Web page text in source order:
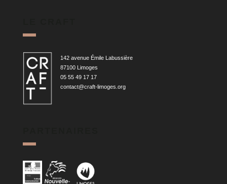
142 avenue Émile Labussière
87100 Limoges
05 55 49 17 17
contact@craft-limoges.org